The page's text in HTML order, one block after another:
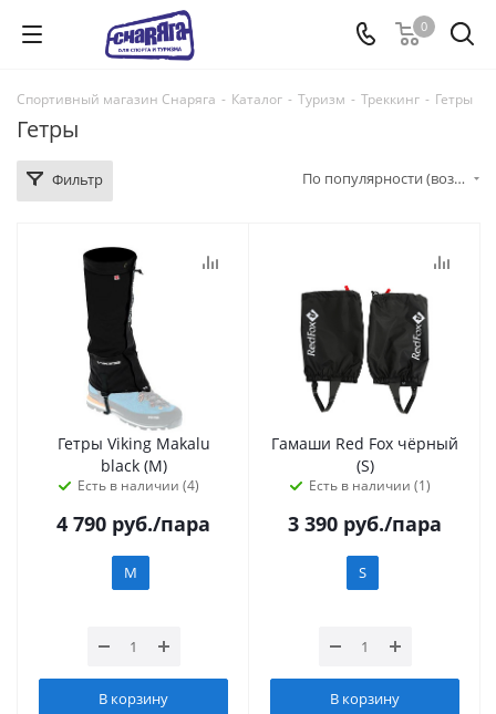
0
Спортивный магазин Снаряга - Каталог - Туризм - Треккинг - Гетры
Гетры
Фильтр По популярности (возрастание)
Гетры Viking Makalu
black (M)
Есть в наличии (4)
4 790 руб./пара
M
В корзину
Гамаши Red Fox чёрный
(S)
Есть в наличии (1)
3 390 руб./пара
S
В корзину